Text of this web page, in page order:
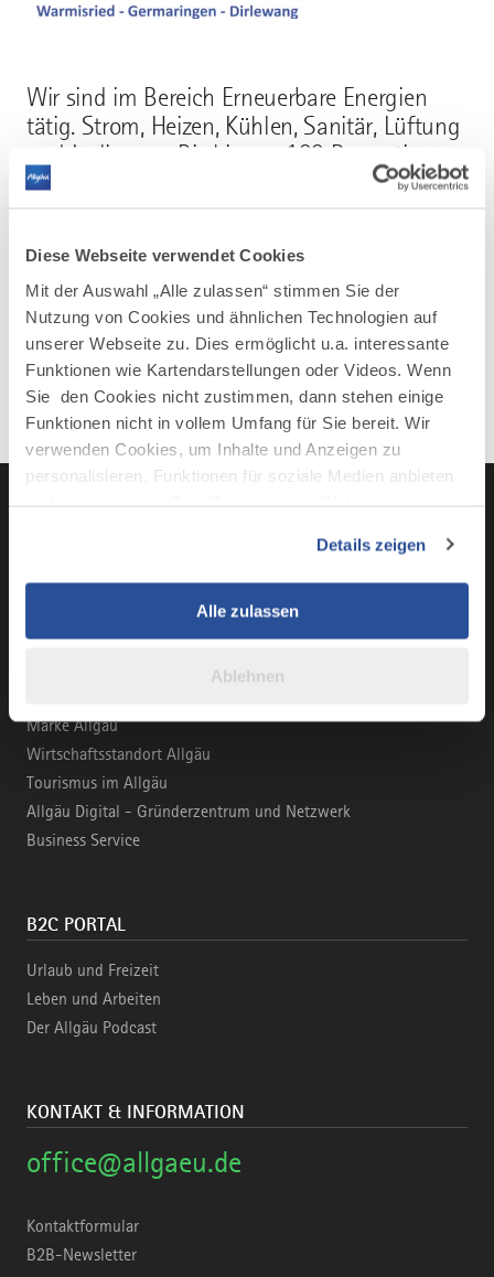
Diese Webseite verwendet Cookies
Mit der Auswahl „Alle zulassen“ stimmen Sie der
Nutzung von Cookies und ähnlichen Technologien auf
unserer Webseite zu. Dies ermöglicht u.a. interessante
Funktionen wie Kartendarstellungen oder Videos. Wenn
Sie den Cookies nicht zustimmen, dann stehen einige
Funktionen nicht in vollem Umfang für Sie bereit. Wir
verwenden Cookies, um Inhalte und Anzeigen zu
personalisieren, Funktionen für soziale Medien anbieten
Verwendung unserer Website an unsere Partner für
soziale Medien, Werbung und Analysen weiter. Unsere
Partner führen diese Informationen möglicherweise mit
weiteren Daten zusammen, die Sie ihnen bereitgestellt
Details zeigen
Alle zulassen
Ablehnen
Wir sind im Bereich Erneuerbare Energien
tätig. Strom, Heizen, Kühlen, Sanitär, Lüftung
und Isolierung. Bis hin zur 100 Prozentigen
Autarkie mit unseren eigenen Patenten.
Mehr erfahren
LinkedInYouTube
Marke Allgäu
Wirtschaftsstandort Allgäu
Tourismus im Allgäu
Allgäu Digital - Gründerzentrum und Netzwerk
Business Service
B2C PORTAL
Urlaub und Freizeit
Leben und Arbeiten
Der Allgäu Podcast
KONTAKT & INFORMATION
office@allgaeu.de
Kontaktformular
B2B-Newsletter